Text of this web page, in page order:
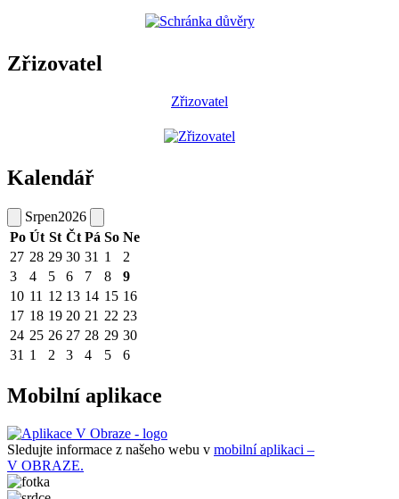
Zřizovatel
Zřizovatel
Kalendář
Srpen2026
Po Út St Čt Pá So Ne
27 28 29 30 31 1
2
3
4 5 6 7 8
9
10 11 12 13 14 15 16
17 18 19 20 21 22 23
24 25 26 27 28 29 30
31 1 2 3 4 5 6
Mobilní aplikace
Sledujte informace z našeho webu v mobilní aplikaci –
V OBRAZE.